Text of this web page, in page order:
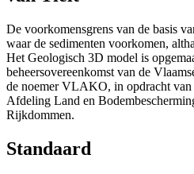
De voorkomensgrens van de basis
waar de sedimenten voorkomen,
Het Geologisch 3D model is
beheersovereenkomst van de
de noemer VLAKO, in opdracht
Afdeling Land en
Rijkdommen.
Standaard